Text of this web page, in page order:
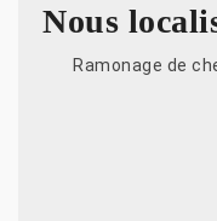
Nous
Ramonage de